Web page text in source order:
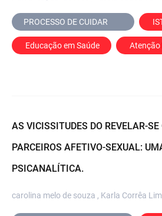
Educação em Saúde Atenção
AS VICISSITUDES DO REVELAR-
PARCEIROS AFETIVO-SEXUAL:
PSICANALÍTICA.
carolina melo de souza , Karla Corrêa